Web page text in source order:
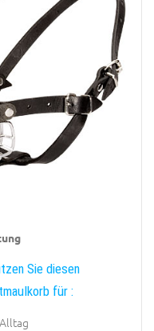
Sie diesen
für :
Alltag